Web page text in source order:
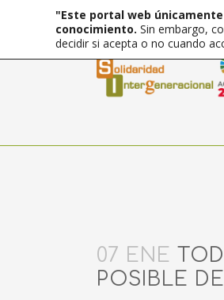
07 ENE
POSIBLE
"Este portal web
conocimiento. Sin embargo,
decidir si acepta o no cuando